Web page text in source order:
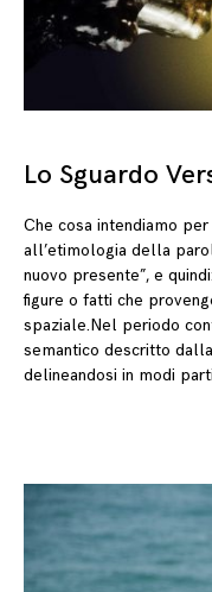
Lo Sguardo
Che cosa intendiamo per
all’etimologia della
nuovo presente”, e
figure o fatti che
spaziale.Nel periodo
semantico descritto
delineandosi in modi